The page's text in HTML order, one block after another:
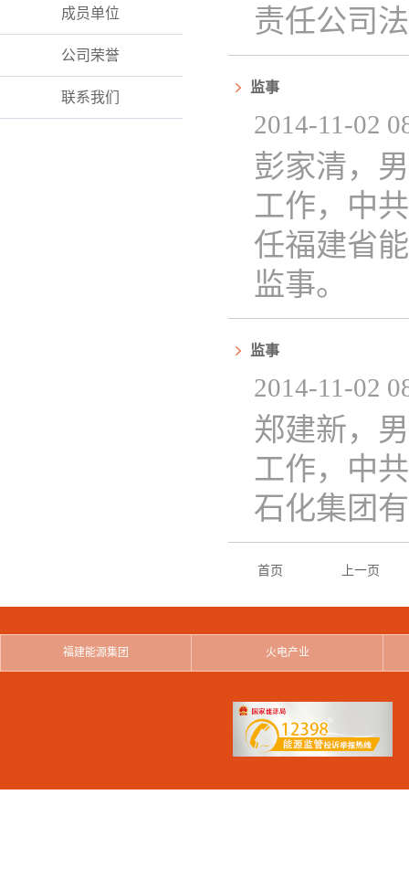
成员单位
公司荣誉
联系我们
责任公司
监事
2014-11-02
彭家清，
工作，中
任福建省
监事。
监事
2014-11-02
郑建新，
工作，中
石化集团
首页 上一页
福建能源集团 火电产业